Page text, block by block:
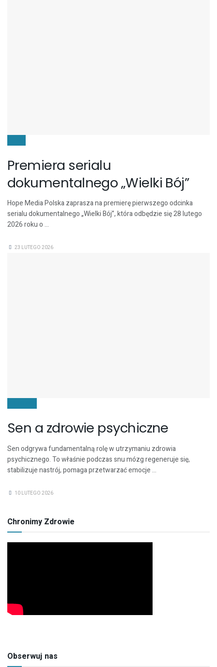
Premiera serialu
dokumentalnego „Wielki Bój”
Hope Media Polska zaprasza na premierę pierwszego odcinka
serialu dokumentalnego „Wielki Bój”, która odbędzie się 28 lutego
2026 roku o ...
23 LUTEGO 2026
Sen a zdrowie psychiczne
Sen odgrywa fundamentalną rolę w utrzymaniu zdrowia
psychicznego. To właśnie podczas snu mózg regeneruje się,
stabilizuje nastrój, pomaga przetwarzać emocje ...
10 LUTEGO 2026
Chronimy Zdrowie
Obserwuj nas